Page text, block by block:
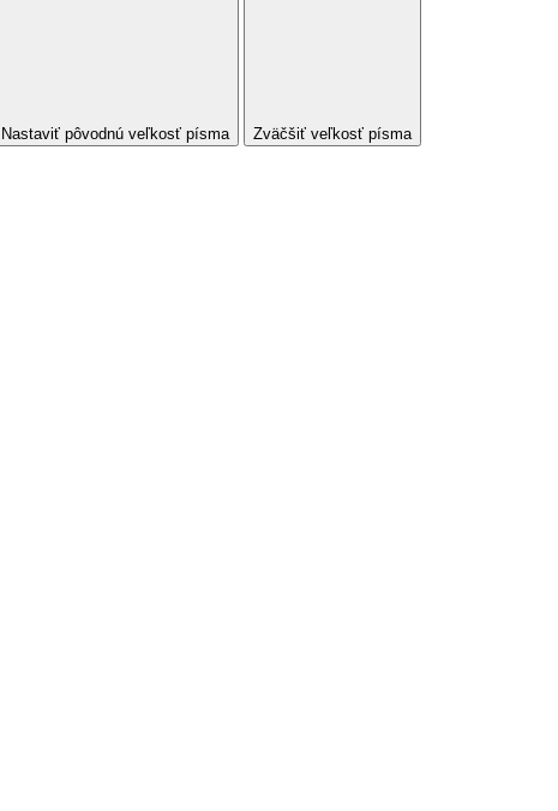
Nastaviť pôvodnú veľkosť písma Zväčšiť veľkosť písma